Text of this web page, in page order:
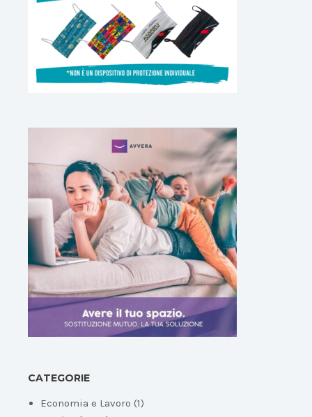
CATEGORIE
Economia e Lavoro (1)